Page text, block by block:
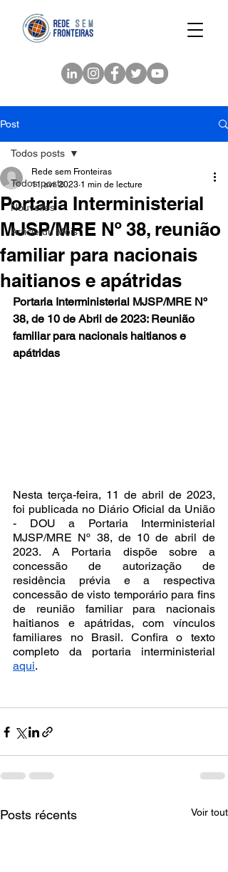
Post
Todos posts
Nouvelles
Article du Mois
Todos posts
Portaria Interministerial
MJSP/MRE Nº 38, reunião
familiar para nacionais
haitianos e apátridas
Rede sem Fronteiras
11 avr. 2023 1 min de lecture
Portaria Interministerial MJSP/MRE Nº
38, de 10 de Abril de 2023: Reunião
familiar para nacionais haitianos e
apátridas
Nesta terça-feira, 11 de abril de 2023,
foi publicada no Diário Oficial da União
- DOU a Portaria Interministerial
MJSP/MRE Nº 38, de 10 de abril de
2023. A Portaria dispõe sobre a
concessão de autorização de
residência prévia e a respectiva
concessão de visto temporário para fins
de reunião familiar para nacionais
haitianos e apátridas, com vínculos
familiares no Brasil. Confira o texto
aqui.
Posts récents Voir tout